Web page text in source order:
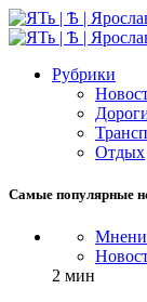
Рубрики
Отдых
Самые популярные
2 мин